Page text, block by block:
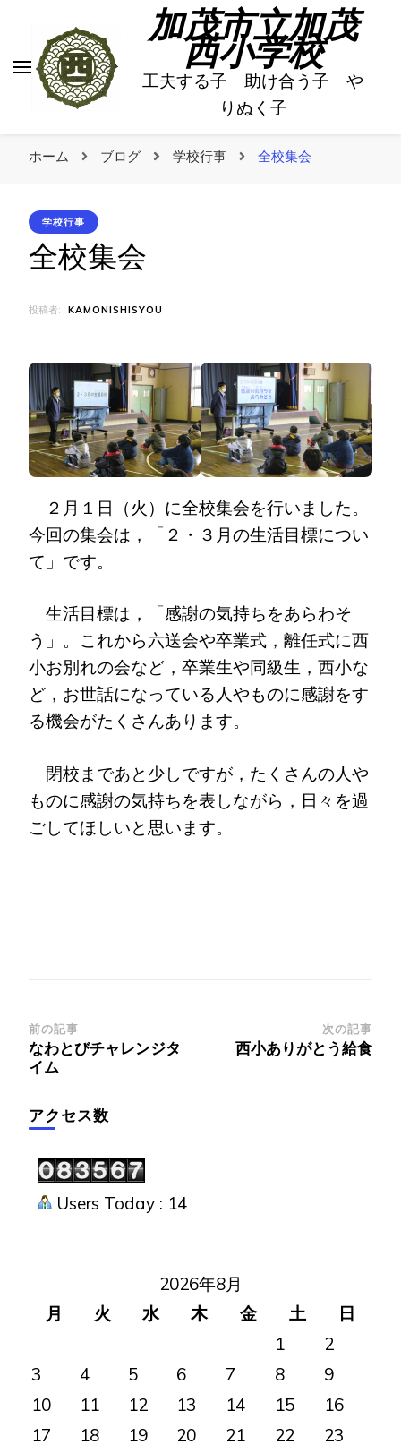
加茂市立加茂
西小学校
工夫する子 助け合う子 や
りぬく子
ホーム ブログ 学校行事 全校集会
学校行事
全校集会
投稿者: KAMONISHISYOU
２月１日（火）に全校集会を行いました。
今回の集会は，「２・３月の生活目標につい
て」です。
生活目標は，「感謝の気持ちをあらわそ
う」。これから六送会や卒業式，離任式に西
小お別れの会など，卒業生や同級生，西小な
ど，お世話になっている人やものに感謝をす
る機会がたくさんあります。
閉校まであと少しですが，たくさんの人や
ものに感謝の気持ちを表しながら，日々を過
ごしてほしいと思います。
投
稿
ビ
ー
シ
前の記事
なわとびチャレンジタ
イム
次の記事
西小ありがとう給食
アクセス数
Users Today : 14
2026年8月
月
火 水 木 金 土
日
1
2
3
4 5 6 7 8
9
10
11 12 13 14 15
16
17
18 19 20 21 22
23